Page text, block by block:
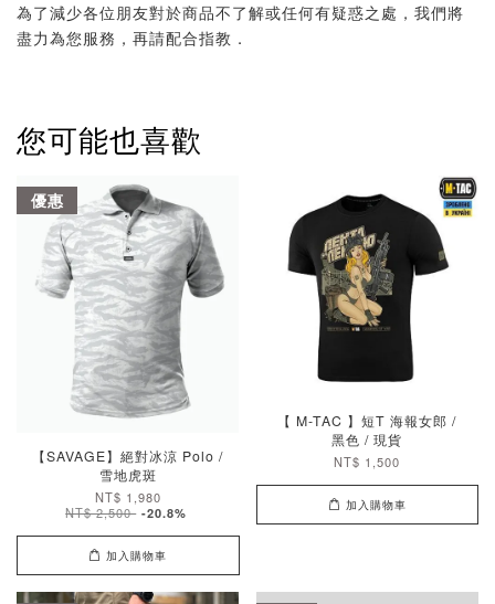
為了減少各位朋友對於商品不了解或任何有疑惑之處，我們將
盡力為您服務，再請配合指教．
您可能也喜歡
優惠
【SAVAGE】絕對冰涼 Polo /
雪地虎斑
NT$ 1,980
NT$ 2,500 -20.8%
加入購物車
【 M-TAC 】短T 海報女郎 /
黑色 / 現貨
NT$ 1,500
加入購物車